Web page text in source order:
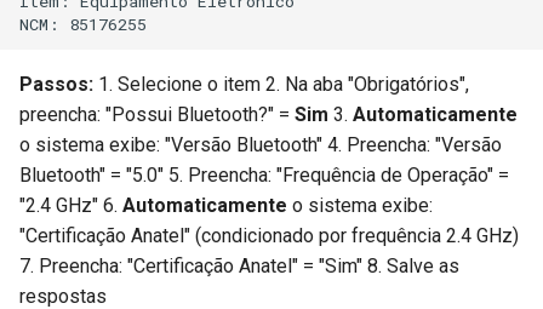
Passos: 1. Selecione o item 2. Na aba "Obrigatórios",
preencha: "Possui Bluetooth?" = Sim 3. Automaticamente
o sistema exibe: "Versão Bluetooth" 4. Preencha: "Versão
Bluetooth" = "5.0" 5. Preencha: "Frequência de Operação" =
"2.4 GHz" 6. Automaticamente o sistema exibe:
"Certificação Anatel" (condicionado por frequência 2.4 GHz)
7. Preencha: "Certificação Anatel" = "Sim" 8. Salve as
respostas